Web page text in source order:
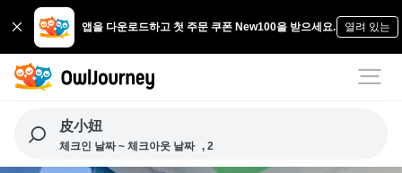
앱을 다운로드하고 첫 주문 쿠폰 New100을 받으세요. 열려 있는
皮小妞
체크인 날짜 ~ 체크아웃 날짜 , 2